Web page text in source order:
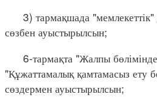
3) тармақшада "мемлекеттік"
сөзбен ауыстырылсын;
6-тармақта "Жалпы
"Құжаттамалық қамтамасыз ету
сөздермен ауыстырылсын;